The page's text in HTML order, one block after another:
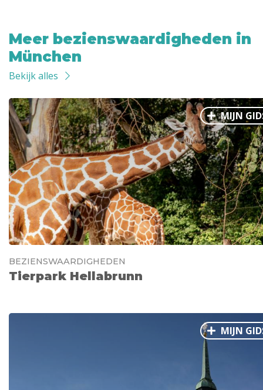
Meer bezienswaardigheden in
München
Bekijk alles
MIJN
BEZIENSWAARDIGHEDEN
Tierpark Hellabrunn
MIJN